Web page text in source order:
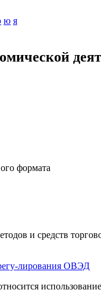
ю я
формата
и средств
лирования ОВЭД